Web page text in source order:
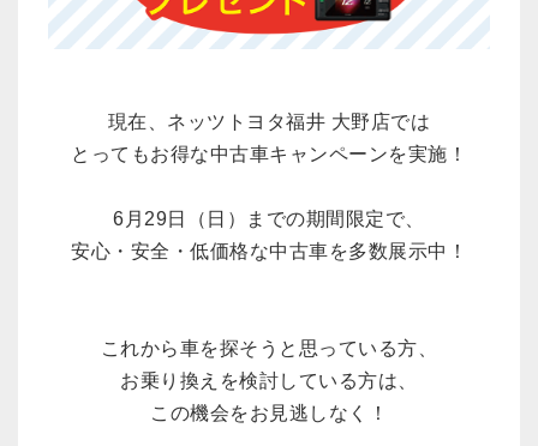
現在、ネッツトヨタ福井 大野店では
とってもお得な中古車キャンペーンを実施！
6月29日（日）までの期間限定で、
安心・安全・低価格な中古車を多数展示中！
これから車を探そうと思っている方、
お乗り換えを検討している方は、
この機会をお見逃しなく！